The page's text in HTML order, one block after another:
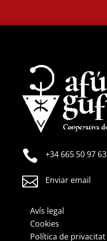
 +34 665 50 97 63
 Enviar email
Avís legal
Cookies
Política de privacitat